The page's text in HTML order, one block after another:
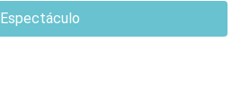
Espectáculo